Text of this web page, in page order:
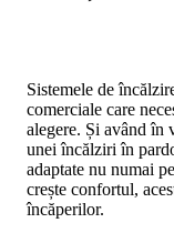
Sistemele de
comerciale care
alegere. Și având în
unei încălziri în
adaptate nu numai
crește confortul,
încăperilor.